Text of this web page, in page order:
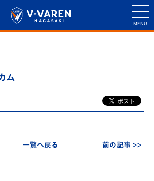
ム
一覧へ戻る 前の記事 >>